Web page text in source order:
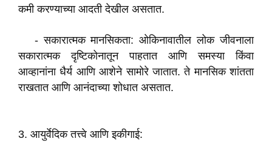
कमी करण्याच्या आदती देखील असतात.
- सकारात्मक मानसिकता: ओकिनावातील लोक जीवनाला
सकारात्मक दृष्टिकोनातून पाहतात आणि समस्या किंवा
आव्हानांना धैर्य आणि आशेने सामोरे जातात. ते मानसिक शांतता
राखतात आणि आनंदाच्या शोधात असतात.
3. आयुर्वेदिक तत्त्वे आणि इकीगाई: